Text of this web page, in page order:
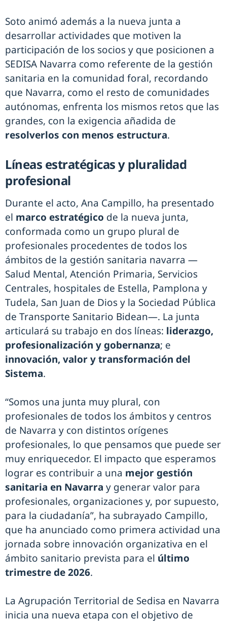
Soto animó además a la nueva junta a
desarrollar actividades que motiven la
participación de los socios y que posicionen a
SEDISA Navarra como referente de la gestión
sanitaria en la comunidad foral, recordando
que Navarra, como el resto de comunidades
autónomas, enfrenta los mismos retos que las
grandes, con la exigencia añadida de
resolverlos con menos estructura.
Líneas estratégicas y pluralidad
profesional
Durante el acto, Ana Campillo, ha presentado
el marco estratégico de la nueva junta,
conformada como un grupo plural de
profesionales procedentes de todos los
ámbitos de la gestión sanitaria navarra —
Salud Mental, Atención Primaria, Servicios
Centrales, hospitales de Estella, Pamplona y
Tudela, San Juan de Dios y la Sociedad Pública
de Transporte Sanitario Bidean—. La junta
articulará su trabajo en dos líneas: liderazgo,
profesionalización y gobernanza; e
innovación, valor y transformación del
Sistema.
“Somos una junta muy plural, con
profesionales de todos los ámbitos y centros
de Navarra y con distintos orígenes
profesionales, lo que pensamos que puede ser
muy enriquecedor. El impacto que esperamos
lograr es contribuir a una mejor gestión
sanitaria en Navarra y generar valor para
profesionales, organizaciones y, por supuesto,
para la ciudadanía”, ha subrayado Campillo,
que ha anunciado como primera actividad una
jornada sobre innovación organizativa en el
ámbito sanitario prevista para el último
trimestre de 2026.
La Agrupación Territorial de Sedisa en Navarra
inicia una nueva etapa con el objetivo de